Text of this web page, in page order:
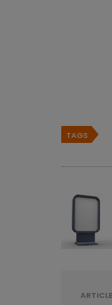
TAGS